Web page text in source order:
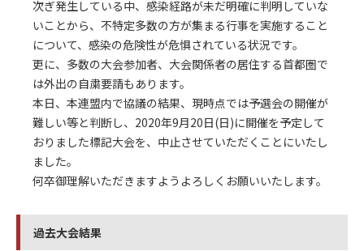
次ぎ発生している中、感染経路が未だ明確に判明していな
いことから、不特定多数の方が集まる行事を実施すること
について、感染の危険性が危惧されている状況です。
更に、多数の大会参加者、大会関係者の居住する首都圏で
は外出の自粛要請もあります。
本日、本連盟内で協議の結果、現時点では予選会の開催が
難しい等と判断し、2020年9月20日(日)に開催を予定して
おりました標記大会を、中止させていただくことにいたし
ました。
何卒御理解いただきますようよろしくお願いいたします。
過去大会結果